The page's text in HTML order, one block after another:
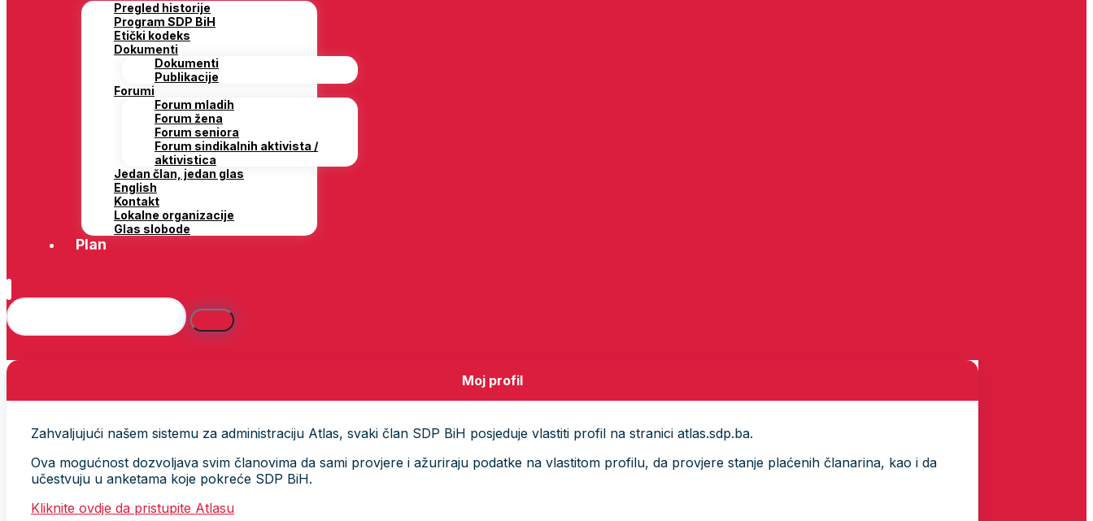
Pregled historije
Program SDP BiH
Etički kodeks
Dokumenti
Dokumenti
Publikacije
Forumi
Forum mladih
Forum žena
Forum seniora
Forum sindikalnih aktivista /
aktivistica
Jedan član, jedan glas
English
Kontakt
Lokalne organizacije
Glas slobode
Plan
Moj profil
Zahvaljujući našem sistemu za administraciju Atlas, svaki član SDP BiH posjeduje vlastiti profil na stranici atlas.sdp.ba.
Ova mogućnost dozvoljava svim članovima da sami provjere i ažuriraju podatke na vlastitom profilu, da provjere stanje plaćenih članarina, kao i da
učestvuju u anketama koje pokreće SDP BiH.
Kliknite ovdje da pristupite Atlasu